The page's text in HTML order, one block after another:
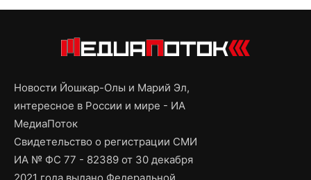
Новости Йошкар-Олы и Марий Эл,
интересное в России и мире - ИА
МедиаПоток
Свидетельство о регистрации СМИ
ИА № ФС 77 - 82389 от 30 декабря